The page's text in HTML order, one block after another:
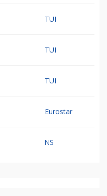
TUI
TUI
TUI
Eurostar
NS